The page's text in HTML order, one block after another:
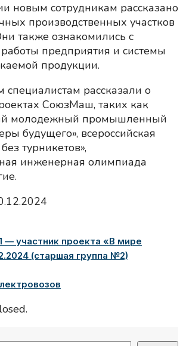
новым сотрудникам рассказано
производственных участков
также ознакомились с
предприятия и системы
продукции.
рассказали о
СоюзМаш, таких как
молодежный промышленный
будущего», всероссийская
турникетов»,
инженерная олимпиада
— участник проекта «В мире
(старшая группа №2)